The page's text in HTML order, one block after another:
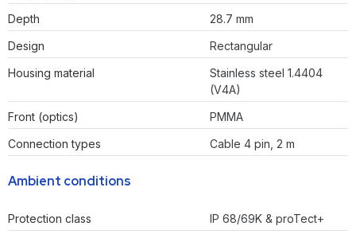
Depth
28.7 mm
Design
Rectangular
Housing material
Stainless steel 1.4404
(V4A)
Front (optics)
PMMA
Connection types
Cable 4 pin, 2 m
Ambient conditions
Protection class
IP 68/69K & proTect+